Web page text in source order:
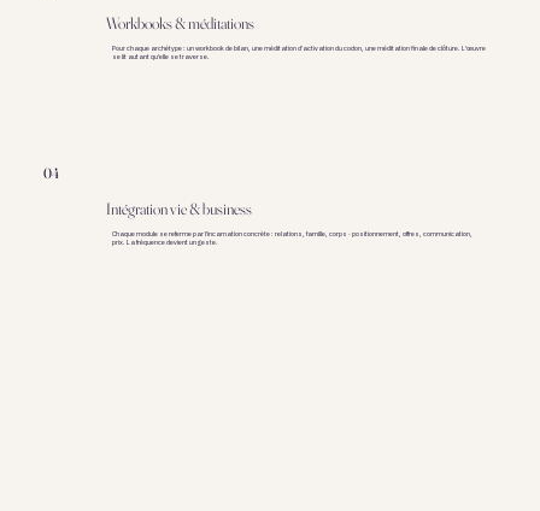
Workbooks & méditations
Pour chaque archétype : un workbook de bilan, une méditation d'activation du codon, une méditation finale de clôture. L'œuvre
se lit autant qu'elle se traverse.
04
Intégration vie & business
Chaque module se referme par l'incarnation concrète : relations, famille, corps · positionnement, offres, communication,
prix. La fréquence devient un geste.